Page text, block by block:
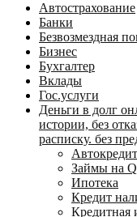
Автострахование
Банки
Безвозмездная
Бизнес
Бухгалтер
Вклады
Гос.услуги
Деньги в долг
истории, без
расписку. без
Займы на
Ипотека
Кредит
Кредитная